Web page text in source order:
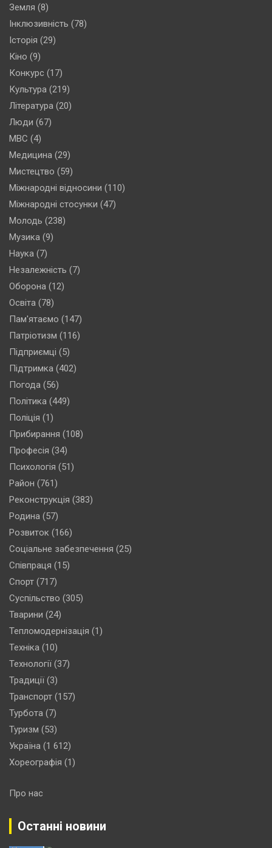
Земля (8)
Інклюзивність (78)
Історія (29)
Кіно (9)
Конкурс (17)
Культура (219)
Література (20)
Люди (67)
МВС (4)
Медицина (29)
Мистецтво (59)
Міжнародні відносини (110)
Міжнародні стосунки (47)
Молодь (238)
Музика (9)
Наука (7)
Незалежність (7)
Оборона (12)
Освіта (78)
Пам'ятаємо (147)
Патріотизм (116)
Підприємці (5)
Підтримка (402)
Погода (56)
Політика (449)
Поліція (1)
Прибирання (108)
Професія (34)
Психологія (51)
Район (761)
Реконструкція (383)
Родина (57)
Розвиток (166)
Соціальне забезпечення (25)
Співпраця (15)
Спорт (717)
Суспільство (305)
Тварини (24)
Тепломодернізація (1)
Техніка (10)
Технології (37)
Традиції (3)
Транспорт (157)
Турбота (7)
Туризм (53)
Україна (1 612)
Хореографія (1)
Про нас
Останні новини